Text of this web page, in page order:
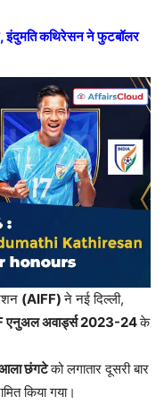
,इंदुमति कथिरेसन ने फुटबॉलर
(AIFF)ने नई दिल्ली,
एनुअल अवार्ड्स2023-24के
छंगटेको लगातार दूसरी बार
किया गया।